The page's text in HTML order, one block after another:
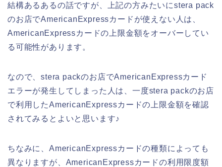
結構あるあるの話ですが、上記の方みたいにstera pack
のお店でAmericanExpressカードが使えない人は、
AmericanExpressカードの上限金額をオーバーしてい
る可能性があります。
なので、stera packのお店でAmericanExpressカード
エラーが発生してしまった人は、一度stera packのお店
で利用したAmericanExpressカードの上限金額を確認
されてみるとよいと思います♪
ちなみに、AmericanExpressカードの種類によっても
異なりますが、AmericanExpressカードの利用限度額